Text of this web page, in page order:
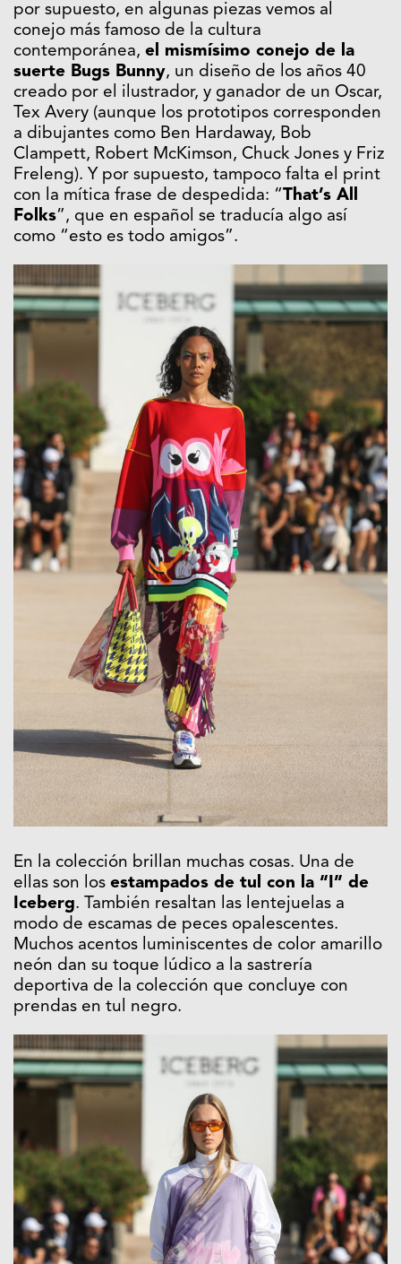
por supuesto, en algunas piezas vemos al
conejo más famoso de la cultura
contemporánea, el mismísimo conejo de la
suerte Bugs Bunny, un diseño de los años 40
creado por el ilustrador, y ganador de un Oscar,
Tex Avery (aunque los prototipos corresponden
a dibujantes como Ben Hardaway, Bob
Clampett, Robert McKimson, Chuck Jones y Friz
Freleng). Y por supuesto, tampoco falta el print
con la mítica frase de despedida: “That’s All
Folks”, que en español se traducía algo así
como “esto es todo amigos”.
En la colección brillan muchas cosas. Una de
ellas son los estampados de tul con la “I” de
Iceberg. También resaltan las lentejuelas a
modo de escamas de peces opalescentes.
Muchos acentos luminiscentes de color amarillo
neón dan su toque lúdico a la sastrería
deportiva de la colección que concluye con
prendas en tul negro.